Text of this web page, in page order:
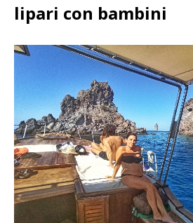
lipari con bambini